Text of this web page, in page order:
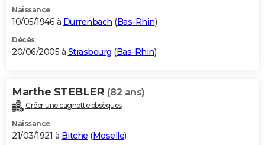
Naissance
10/05/1946 à Durrenbach (Bas-Rhin)
Décès
20/06/2005 à Strasbourg (Bas-Rhin)
Marthe STEBLER (82 ans)
Créer une cagnotte obsèques
Naissance
21/03/1921 à Bitche (Moselle)